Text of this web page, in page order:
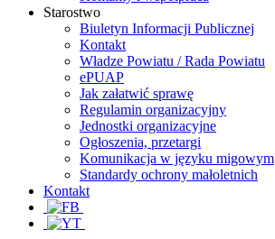
Starostwo
Biuletyn Informacji Publicznej
Kontakt
Władze Powiatu / Rada Powiatu
ePUAP
Jak załatwić sprawę
Regulamin organizacyjny
Jednostki organizacyjne
Ogłoszenia, przetargi
Komunikacja w języku migowym
Standardy ochrony małoletnich
Kontakt